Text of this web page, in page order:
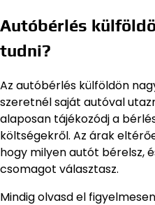
Autóbérlés
tudni?
Az autóbérlés külföldön
szeretnél saját autóval
alaposan tájékozódj a
költségekről. Az árak
hogy milyen autót bérelsz,
csomagot választasz.
Mindig olvasd el